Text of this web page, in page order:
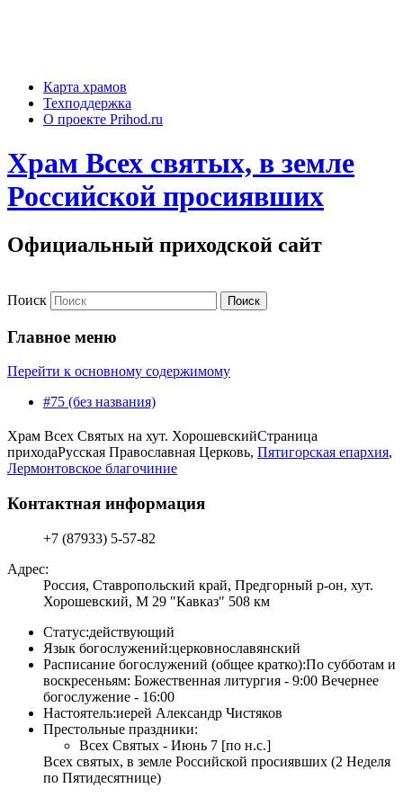
Карта храмов
Техподдержка
О проекте Prihod.ru
Храм Всех святых, в земле
Российской просиявших
Официальный приходской сайт
Поиск
Главное меню
Перейти к основному содержимому
#75 (без названия)
Храм Всех Святых на хут. ХорошевскийСтраница
приходаРусская Православная Церковь, Пятигорская епархия,
Лермонтовское благочиние
Контактная информация
+7 (87933) 5-57-82
Адрес:
Россия, Ставропольский край, Предгорный р-он, хут.
Хорошевский, М 29 "Кавказ" 508 км
Статус:действующий
Язык богослужений:церковнославянский
Расписание богослужений (общее кратко):По субботам и
воскресеньям: Божественная литургия - 9:00 Вечернее
богослужение - 16:00
Настоятель:иерей Александр Чистяков
Престольные праздники:
Всех Святых - Июнь 7 [по н.с.]
Всех святых, в земле Российской просиявших (2 Неделя
по Пятидесятнице)